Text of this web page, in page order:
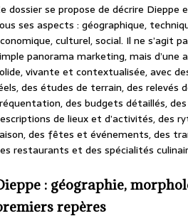
dossier se propose de décrire Dieppe
ses aspects : géographique,
culturel, social. Il ne s’agit
panorama marketing, mais d’une
vivante et contextualisée, avec
des études de terrain, des relevés
des budgets détaillés, des
de lieux et d’activités, des
des fêtes et événements, des
restaurants et des spécialités
: géographie,
repères